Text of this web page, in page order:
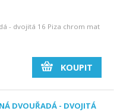
- dvojitá 16 Piza chrom mat
KOUPIT
DVOUŘADÁ - DVOJITÁ